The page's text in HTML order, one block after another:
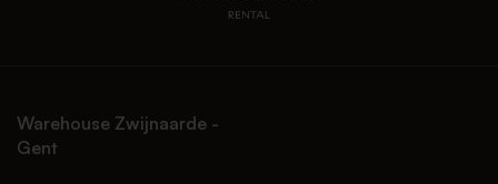
Warehouse Zwijnaarde -
Gent